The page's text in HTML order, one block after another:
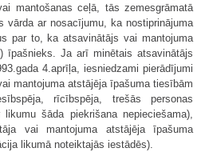
mantošanas ceļā, tās zemesgrāmatā
vārda ar nosacījumu, ka nostiprinājuma
par to, ka atsavinātājs vai mantojuma
īpašnieks. Ja arī minētais atsavinātājs
4.aprīļa, iesniedzami pierādījumi
mantojuma atstājēja īpašuma tiesībām
rīcībspēja, trešās personas
šāda piekrišana nepieciešama),
vai mantojuma atstājēja īpašuma
likumā noteiktajās iestādēs).